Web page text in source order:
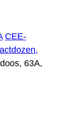
CEE-
63A,